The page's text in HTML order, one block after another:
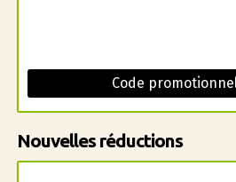
Code
Nouvelles réductions